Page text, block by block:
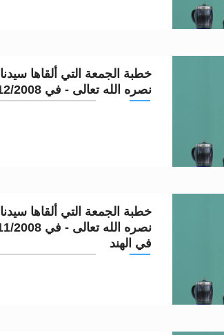
خطبة الجمعة التي ألقاها
نصره الله تعالى - في 5/12/2008م
خطبة الجمعة التي ألقاها
في الهند